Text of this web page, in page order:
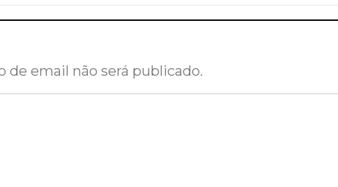
de email não será publicado.